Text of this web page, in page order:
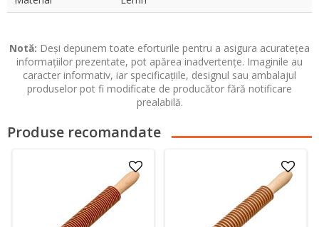
Notă: Deși depunem toate eforturile pentru a asigura acuratețea
informațiilor prezentate, pot apărea inadvertențe. Imaginile au
caracter informativ, iar specificațiile, designul sau ambalajul
produselor pot fi modificate de producător fără notificare
prealabilă.
Produse recomandate